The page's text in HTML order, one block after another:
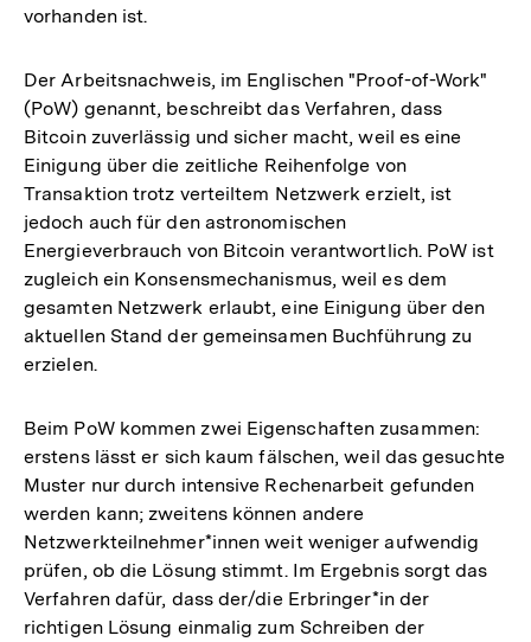
vorhanden ist.
Der Arbeitsnachweis, im Englischen "Proof-of-Work"
(PoW) genannt, beschreibt das Verfahren, dass
Bitcoin zuverlässig und sicher macht, weil es eine
Einigung über die zeitliche Reihenfolge von
Transaktion trotz verteiltem Netzwerk erzielt, ist
jedoch auch für den astronomischen
Energieverbrauch von Bitcoin verantwortlich. PoW ist
zugleich ein Konsensmechanismus, weil es dem
gesamten Netzwerk erlaubt, eine Einigung über den
aktuellen Stand der gemeinsamen Buchführung zu
erzielen.
Beim PoW kommen zwei Eigenschaften zusammen:
erstens lässt er sich kaum fälschen, weil das gesuchte
Muster nur durch intensive Rechenarbeit gefunden
werden kann; zweitens können andere
Netzwerkteilnehmer*innen weit weniger aufwendig
prüfen, ob die Lösung stimmt. Im Ergebnis sorgt das
Verfahren dafür, dass der/die Erbringer*in der
richtigen Lösung einmalig zum Schreiben der